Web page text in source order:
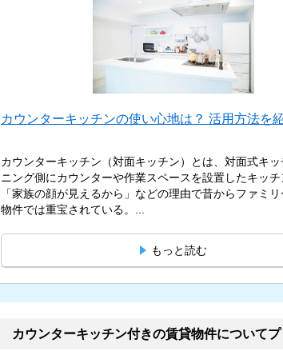
カウンターキッチンの使い心地は？ 活用方法を
カウンターキッチン（対面キッチン）とは、対面式キッ
ニング側にカウンターや作業スペースを設置したキッチ
「家族の顔が見えるから」などの理由で昔からファミ
物件では重宝されている。...
もっと読む
カウンターキッチン付きの賃貸物件について